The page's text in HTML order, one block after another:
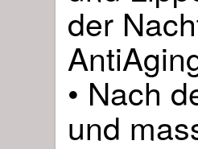
der
• Nach
und